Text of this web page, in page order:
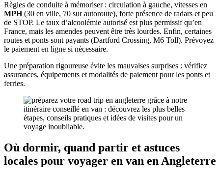
Règles de conduite à mémoriser : circulation à gauche, vitesses en
MPH(30 en ville, 70 sur autoroute), forte présence de radars et peu
de STOP. Le taux d’alcoolémie autorisé est plus permissif qu’en
France, mais les amendes peuvent être très lourdes. Enfin, certaines
routes et ponts sont payants (Dartford Crossing, M6 Toll). Prévoyez
le paiement en ligne si nécessaire.
Une préparation rigoureuse évite les mauvaises surprises : vérifiez
assurances, équipements et modalités de paiement pour les ponts et
ferries.
Où dormir, quand partir et astuces
locales pour voyager en van en Angleterre